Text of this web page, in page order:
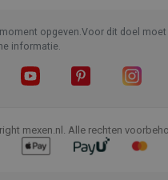
opgeven.Voor dit doel
informatie.
mexen.nl. Alle rechten